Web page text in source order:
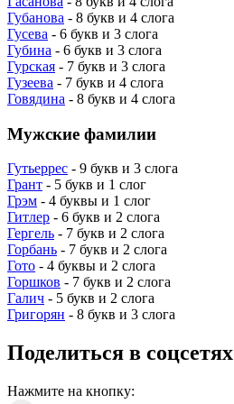
Губанова - 8 букв и 4 слога
Гусева - 6 букв и 3 слога
Губина - 6 букв и 3 слога
Гурская - 7 букв и 3 слога
Гузеева - 7 букв и 4 слога
Говядина - 8 букв и 4 слога
Мужские фамилии
Гутьеррес - 9 букв и 3 слога
Грант - 5 букв и 1 слог
Грэм - 4 буквы и 1 слог
Гитлер - 6 букв и 2 слога
Гергель - 7 букв и 2 слога
Горбань - 7 букв и 2 слога
Гото - 4 буквы и 2 слога
Горшков - 7 букв и 2 слога
Галич - 5 букв и 2 слога
Григорян - 8 букв и 3 слога
Поделиться в соцсетях
Нажмите на кнопку: